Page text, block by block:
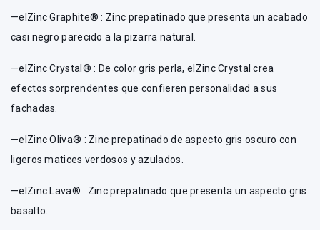
—elZinc Graphite® : Zinc prepatinado que presenta un acabado
casi negro parecido a la pizarra natural.
—elZinc Crystal® : De color gris perla, elZinc Crystal crea
efectos sorprendentes que confieren personalidad a sus
fachadas.
—elZinc Oliva® : Zinc prepatinado de aspecto gris oscuro con
ligeros matices verdosos y azulados.
—elZinc Lava® : Zinc prepatinado que presenta un aspecto gris
basalto.